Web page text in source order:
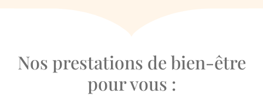
Nos prestations de bien-être
pour vous :